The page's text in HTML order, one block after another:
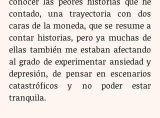
contado, una trayectoria con dos
caras de la moneda, que se resume a
contar historias, pero ya muchas de
ellas también me estaban afectando
al grado de experimentar ansiedad y
depresión, de pensar en escenarios
catastróficos y no poder estar
tranquila.